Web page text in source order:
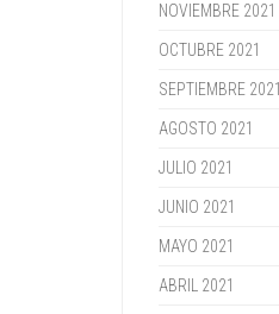
NOVIEMBRE 2021
OCTUBRE 2021
SEPTIEMBRE 2021
AGOSTO 2021
JULIO 2021
JUNIO 2021
MAYO 2021
ABRIL 2021